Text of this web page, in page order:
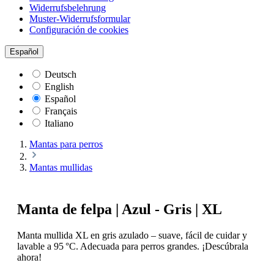
Widerrufsbelehrung
Muster-Widerrufsformular
Configuración de cookies
Español
Deutsch
English
Español
Français
Italiano
Mantas para perros
Mantas mullidas
Manta de felpa | Azul - Gris | XL
Manta mullida XL en gris azulado – suave, fácil de cuidar y
lavable a 95 °C. Adecuada para perros grandes. ¡Descúbrala
ahora!